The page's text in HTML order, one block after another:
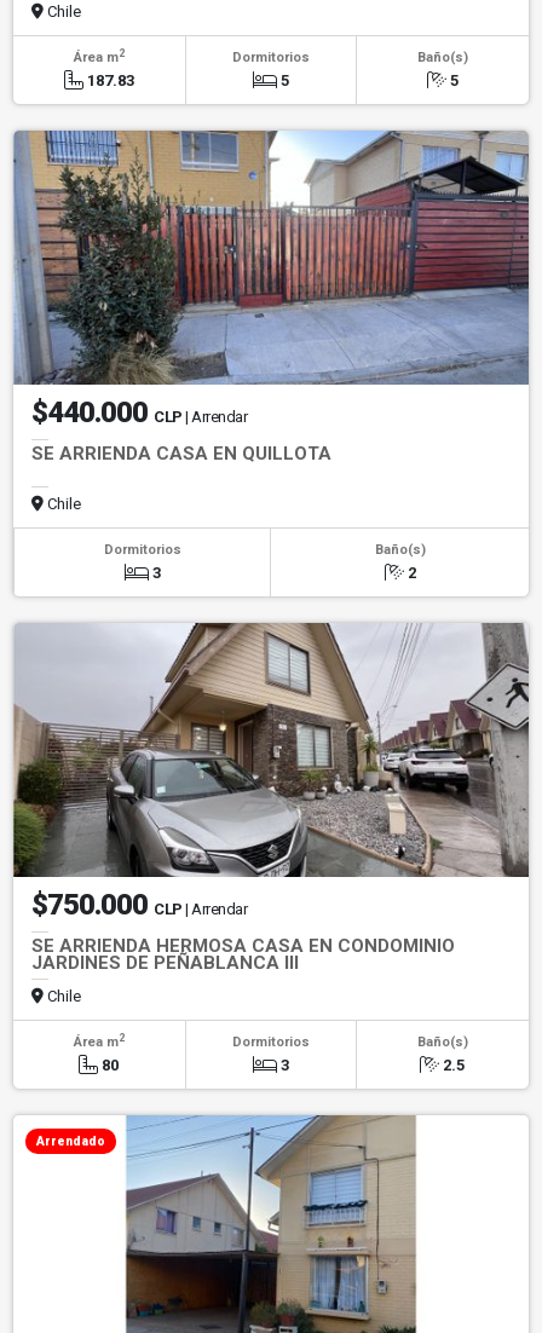
Chile
Área m2
187.83
Dormitorios
5
Baño(s)
5
$440.000 CLP | Arrendar
SE ARRIENDA CASA EN QUILLOTA
Chile
Dormitorios
3
Baño(s)
2
$750.000 CLP | Arrendar
SE ARRIENDA HERMOSA CASA EN CONDOMINIO
JARDINES DE PEÑABLANCA III
Chile
Área m2
80
Dormitorios
3
Baño(s)
2.5
Arrendado